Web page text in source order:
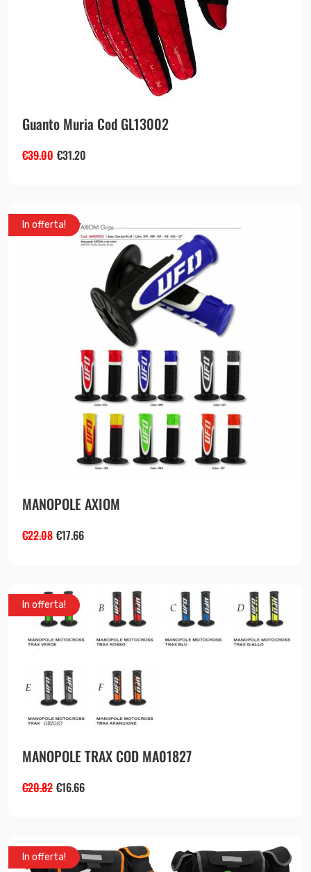
Guanto Muria Cod GL13002
€39.00 €31.20
In offerta!
MANOPOLE AXIOM
€22.08 €17.66
In offerta!
MANOPOLE TRAX COD MA01827
€20.82 €16.66
In offerta!